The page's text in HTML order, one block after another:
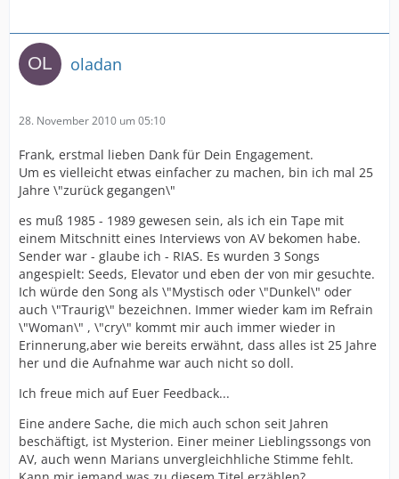
oladan
28. November 2010 um 05:10
Frank, erstmal lieben Dank für Dein Engagement.
Um es vielleicht etwas einfacher zu machen, bin ich mal 25
Jahre \"zurück gegangen\"
es muß 1985 - 1989 gewesen sein, als ich ein Tape mit
einem Mitschnitt eines Interviews von AV bekomen habe.
Sender war - glaube ich - RIAS. Es wurden 3 Songs
angespielt: Seeds, Elevator und eben der von mir gesuchte.
Ich würde den Song als \"Mystisch oder \"Dunkel\" oder
auch \"Traurig\" bezeichnen. Immer wieder kam im Refrain
\"Woman\" , \"cry\" kommt mir auch immer wieder in
Erinnerung,aber wie bereits erwähnt, dass alles ist 25 Jahre
her und die Aufnahme war auch nicht so doll.
Ich freue mich auf Euer Feedback...
Eine andere Sache, die mich auch schon seit Jahren
beschäftigt, ist Mysterion. Einer meiner Lieblingssongs von
AV, auch wenn Marians unvergleichhliche Stimme fehlt.